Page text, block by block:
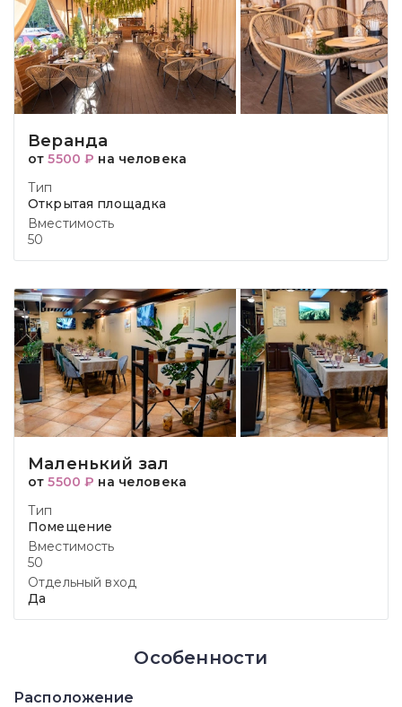
Веранда
от5500 ₽ на человека
Тип
Открытая площадка
Вместимость
50
Маленький зал
от5500 ₽ на человека
Тип
Помещение
Вместимость
50
Отдельный вход
Да
Особенности
Расположение